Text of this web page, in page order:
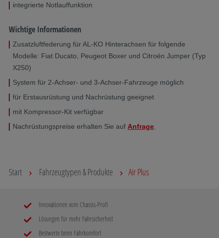
integrierte Notlauffunktion
Wichtige Informationen
Zusatzluftfederung für AL-KO Hinterachsen für folgende
Modelle: Fiat Ducato, Peugeot Boxer und Citroën Jumper (Typ
X250)
System für 2-Achser- und 3-Achser-Fahrzeuge möglich
für Erstausrüstung und Nachrüstung geeignet
mit Kompressor-Kit verfügbar
Nachrüstungspreise erhalten Sie auf Anfrage
Start Fahrzeugtypen & Produkte Air Plus
Innovationen vom Chassis-Profi
Lösungen für mehr Fahrsicherheit
Bestwerte beim Fahrkomfort